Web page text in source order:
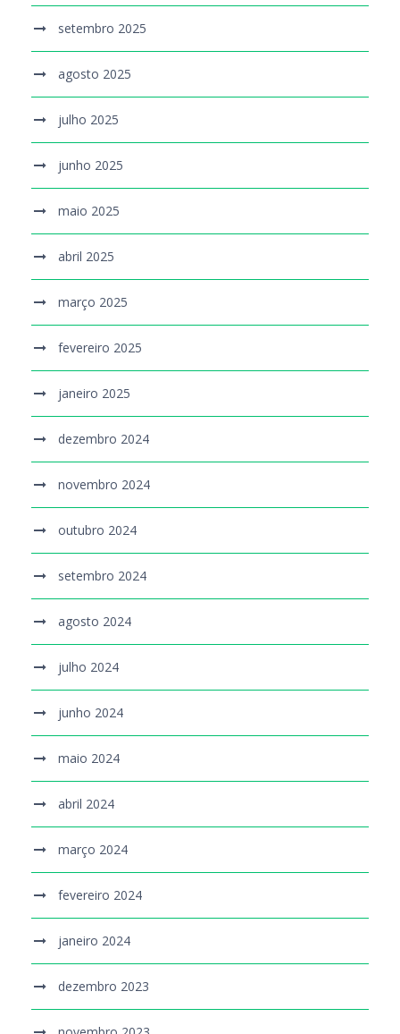
setembro 2025
agosto 2025
julho 2025
junho 2025
maio 2025
abril 2025
março 2025
fevereiro 2025
janeiro 2025
dezembro 2024
novembro 2024
outubro 2024
setembro 2024
agosto 2024
julho 2024
junho 2024
maio 2024
abril 2024
março 2024
fevereiro 2024
janeiro 2024
dezembro 2023